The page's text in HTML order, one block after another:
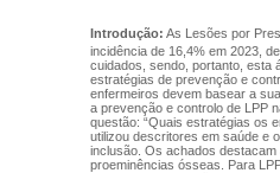
Introdução: As Lesões por
incidência de 16,4% em 2023,
cuidados, sendo, portanto, esta
estratégias de prevenção e
enfermeiros devem basear a sua
a prevenção e controlo de LPP
questão: “Quais estratégias os
utilizou descritores em saúde e
inclusão. Os achados destacam
proeminências ósseas. Para